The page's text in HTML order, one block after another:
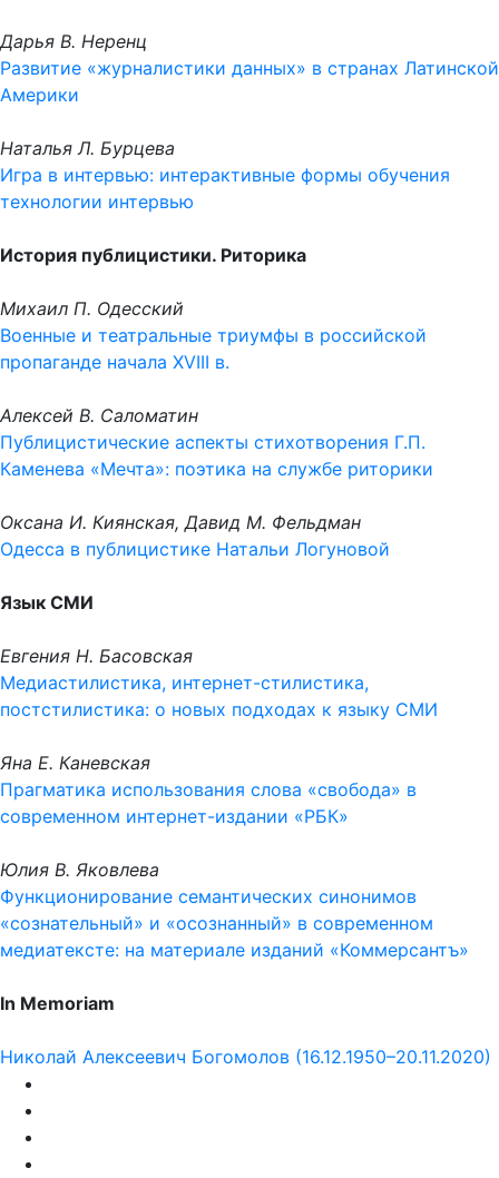
Дарья В. Неренц
Развитие «журналистики данных» в странах Латинской
Америки
Наталья Л. Бурцева
Игра в интервью: интерактивные формы обучения
технологии интервью
История публицистики. Риторика
Михаил П. Одесский
Военные и театральные триумфы в российской
пропаганде начала XVIII в.
Алексей В. Саломатин
Публицистические аспекты стихотворения Г.П.
Каменева «Мечта»: поэтика на службе риторики
Оксана И. Киянская, Давид М. Фельдман
Одесса в публицистике Натальи Логуновой
Язык СМИ
Евгения Н. Басовская
Медиастилистика, интернет-стилистика,
постстилистика: о новых подходах к языку СМИ
Яна Е. Каневская
Прагматика использования слова «свобода» в
современном интернет-издании «РБК»
Юлия В. Яковлева
Функционирование семантических синонимов
«сознательный» и «осознанный» в современном
медиатексте: на материале изданий «Коммерсантъ»
In Memoriam
Николай Алексеевич Богомолов (16.12.1950–20.11.2020)